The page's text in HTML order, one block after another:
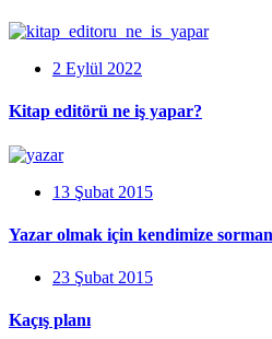
2 Eylül 2022
Kitap editörü ne iş yapar?
13 Şubat 2015
Yazar olmak için kendimize
23 Şubat 2015
Kaçış planı